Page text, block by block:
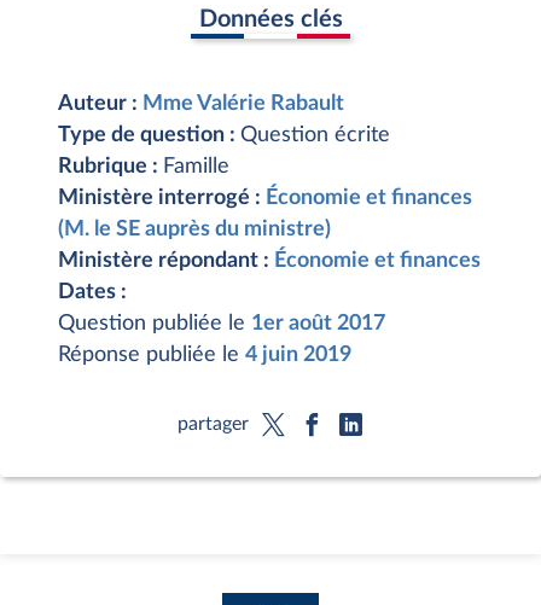
Données clés
Auteur : Mme Valérie Rabault
Type de question : Question écrite
Rubrique : Famille
Ministère interrogé : Économie et finances
(M. le SE auprès du ministre)
Ministère répondant : Économie et finances
Dates :
Question publiée le 1er août 2017
Réponse publiée le 4 juin 2019
partager